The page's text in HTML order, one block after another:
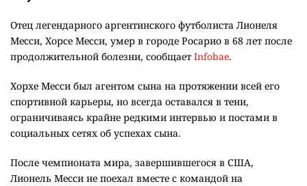
Отец легендарного аргентинского футболиста Лионеля
Месси, Хорсе Месси, умер в городе Росарио в 68 лет после
продолжительной болезни, сообщает Infobae.
Хорхе Месси был агентом сына на протяжении всей его
спортивной карьеры, но всегда оставался в тени,
ограничиваясь крайне редкими интервью и постами в
социальных сетях об успехах сына.
После чемпионата мира, завершившегося в США,
Лионель Месси не поехал вместе с командой на